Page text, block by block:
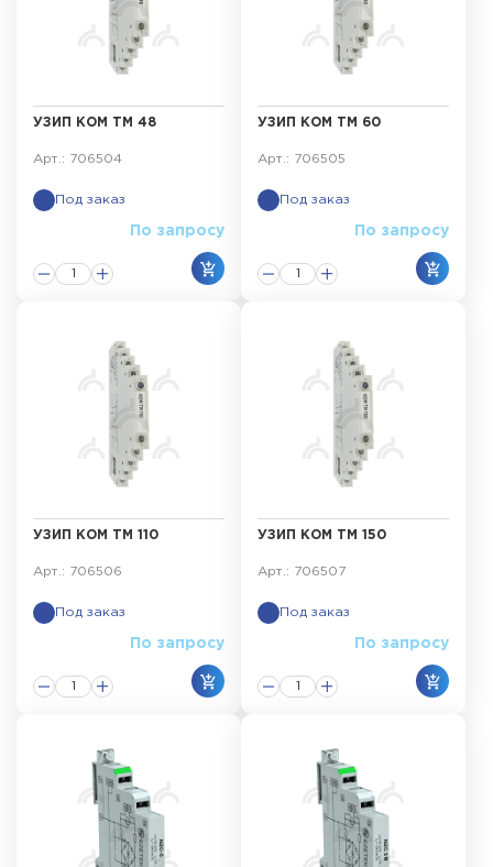
УЗИП КОМ ТМ 48
Арт.: 706504
Под заказ
По запросу
УЗИП КОМ ТМ 60
Арт.: 706505
Под заказ
По запросу
УЗИП КОМ ТМ 110
Арт.: 706506
Под заказ
По запросу
УЗИП КОМ ТМ 150
Арт.: 706507
Под заказ
По запросу